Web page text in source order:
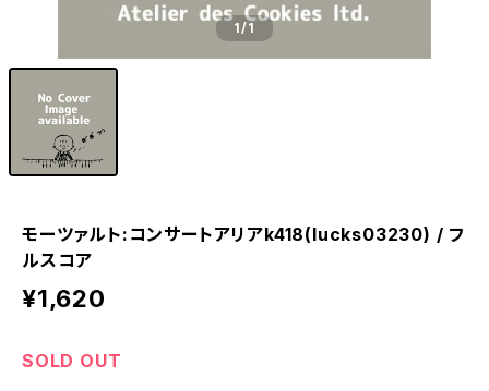
1/1
モーツァルト:コンサートアリアk418(lucks03230) / フ
ルスコア
¥1,620
SOLD OUT